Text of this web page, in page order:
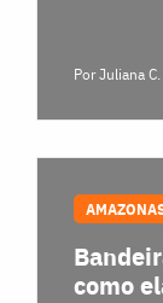
Por Juliana C.
como